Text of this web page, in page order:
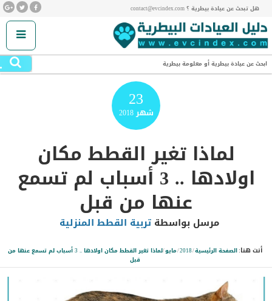
هل تبحث عن عيادة بيطرية ؟ contact@evcindex.com
ابحث عن عيادة بيطرية أو معلومة بيطرية
23
شهر2018
لماذا تغير القطط مكان
اولادها .. 3 أسباب لم تسمع
عنها من قبل
مرسل بواسطةتربية القطط المنزلية
أنت هنا:الصفحة الرئيسية/
2018
/مايو/
لماذا تغير القطط مكان اولادها .. 3 أسباب لم تسمع عنها من
قبل